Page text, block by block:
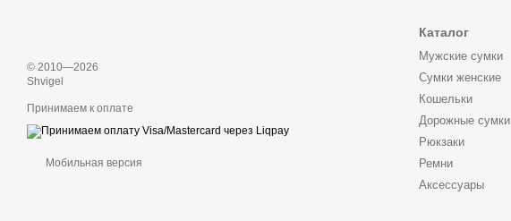
© 2010—2026
Shvigel
Принимаем к оплате
Мобильная версия
Каталог
Мужские сумки
Сумки женские
Кошельки
Дорожные сумки
Рюкзаки
Ремни
Аксессуары